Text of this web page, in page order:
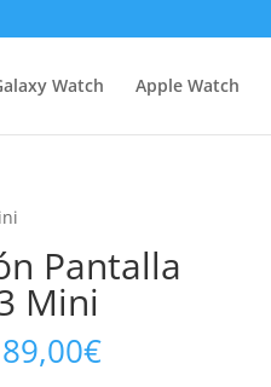
Watch Apple Watch
Pantalla
Mini
€Rango